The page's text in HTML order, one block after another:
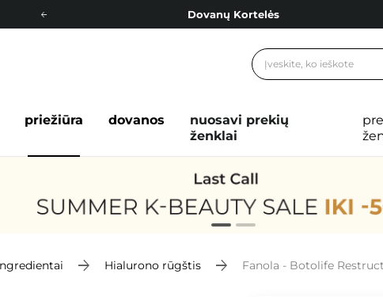
Dovanų Kortelės
Nemokamas pristatymas nuo 40,00 €
priežiūra dovanos
nuosavi prekių
ženklai
Hialurono rūgštis Fanola - Botolife